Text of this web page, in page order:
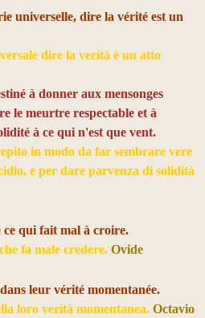
universelle, dire la vérité est un
dire la verità è un atto
à donner aux mensonges
le meurtre respectable et à
à ce qui n'est que vent.
in modo da far sembrare vere
e per dare parvenza di solidità
ce qui fait mal à croire.
fa male credere. Ovide
leur vérité momentanée.
loro verità momentanea. Octavio